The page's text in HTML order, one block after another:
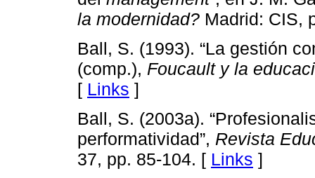
la modernidad? Madrid: CIS,
Ball, S. (1993). “La gestión
(comp.), Foucault y la
[ Links ]
Ball, S. (2003a).
performatividad”, Revista
37, pp. 85-104. [ Links ]